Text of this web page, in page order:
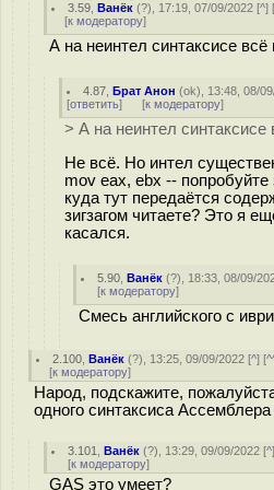
3.59 ,Ванёк (?), 17:19, 07/09/2022 [^]
[к модератору]
А на неинтел синтаксисе всё
4.87 ,Брат Анон (ok), 13:48, 08/
[ответить] [к модератору]
> А на неинтел синтаксисе
Не всё. Но интел
mov eax, ebx -- попробуйте
куда тут передаётся
зигзагом читаете? Это я
касался.
5.90 ,Ванёк (?), 18:33, 08/09/
[к модератору]
Смесь английского с
2.100 ,Ванёк (?), 13:25, 09/09/2022 [^] [
[к модератору]
Народ, подскажите,
одного синтаксиса Ассемблера
3.101 ,Ванёк (?), 13:29, 09/09/2022 [^
[к модератору]
GAS это умеет?